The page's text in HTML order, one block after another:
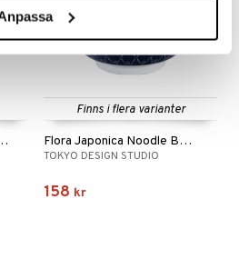
Bowl 12cm
Finns i flera varianter
Flora Japonica Noodle Bowl 20.3cm
TOKYO DESIGN STUDIO
158 kr